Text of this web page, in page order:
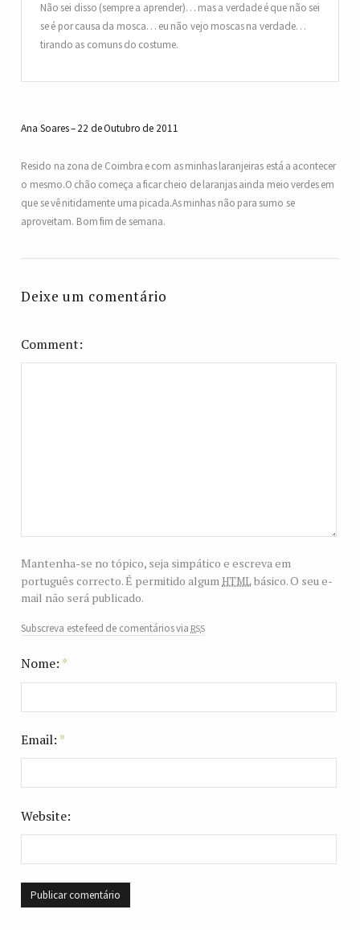
Não sei disso (sempre a aprender)… mas a verdade é que não sei
se é por causa da mosca… eu não vejo moscas na verdade…
tirando as comuns do costume.
Ana Soares 22 de Outubro de 2011
Resido na zona de Coimbra e com as minhas laranjeiras está a acontecer
o mesmo.O chão começa a ficar cheio de laranjas ainda meio verdes em
que se vê nitidamente uma picada.As minhas não para sumo se
aproveitam. Bom fim de semana.
Deixe um comentário
Comment
Mantenha-se no tópico, seja simpático e escreva em
português correcto. É permitido algum htmlbásico. O seu e-
mail não será publicado.
Subscreva este feed de comentários via rss
Nome: *
Email: *
Website: